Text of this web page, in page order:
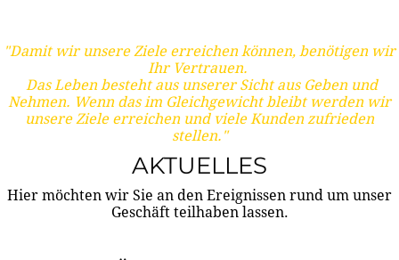
"Damit wir unsere Ziele erreichen können, benötigen wir
Ihr Vertrauen.
Das Leben besteht aus unserer Sicht aus Geben und
Nehmen. Wenn das im Gleichgewicht bleibt werden wir
unsere Ziele erreichen und viele Kunden zufrieden
stellen."
AKTUELLES
Hier möchten wir Sie an den Ereignissen rund um unser
Geschäft teilhaben lassen.